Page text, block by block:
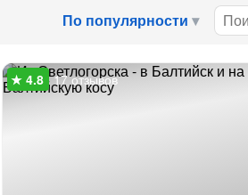
По популярности
17 отзывов